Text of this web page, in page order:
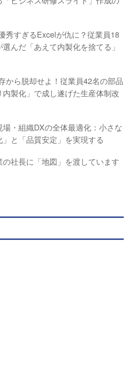
秀すぎるExcelが仇に？従業員18
んだ「あえて内製化を捨てる」
から脱却せよ！従業員42名の部品
製化」で成し遂げた生産体制改
場・組織DXの全体最適化：小さな
と「品質安定」を実現する
社長に「地図」を渡しています